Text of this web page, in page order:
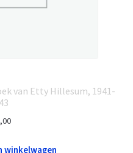
van Etty Hillesum, 1941-
winkelwagen